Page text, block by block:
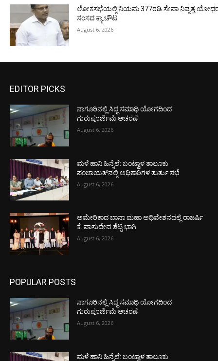
ಲೋಕಸಭೆಯಲ್ಲಿ ನಿಯಮ 377ರಡಿ ಸೇವಾ ನಿವೃತ್ತ
ಸಂಸದ ಕ್ಯಾ.ಚೌಟ
August 6, 2026
EDITOR PICKS
ನಾಗೂರಿನಲ್ಲಿ ಸಿದ್ಧ ಸಮಾಧಿ ಯೋಗದಿಂದ
ಗುರುಪೂರ್ಣಿಮೆ ಆಚರಣೆ
August 6, 2026
ಮಳೆ ಹಾನಿ ಹಿನ್ನೆಲೆ: ಬಂಟ್ವಾಳ ತಾಲೂಕು
ಪಂಚಾಯತ್‌ನಲ್ಲಿ ಅಧಿಕಾರಿಗಳ ತುರ್ತು ಸಭೆ
August 6, 2026
ಅಮೇರಿಕಾದ ಬಾನಾ ಮಹಾ ಅಧಿವೇಶನದಲ್ಲಿ ರಾಜರ್ಷಿ
ಕೆ. ವಾಸುದೇವ ಶೆಟ್ಟಿ ಭಾಗಿ
August 6, 2026
POPULAR POSTS
ನಾಗೂರಿನಲ್ಲಿ ಸಿದ್ಧ ಸಮಾಧಿ ಯೋಗದಿಂದ
ಗುರುಪೂರ್ಣಿಮೆ ಆಚರಣೆ
August 6, 2026
ಮಳೆ ಹಾನಿ ಹಿನ್ನೆಲೆ: ಬಂಟ್ವಾಳ ತಾಲೂಕು